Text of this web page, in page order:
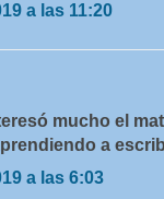
a las 11:20
mucho el
a
a las 6:03